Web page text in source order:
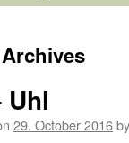
Uhl
29. October 2016by